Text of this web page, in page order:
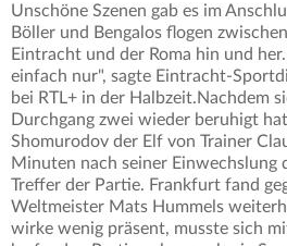
Unschöne Szenen gab es im
Böller und Bengalos flogen
Eintracht und der Roma hin und
einfach nur", sagte Eintracht-
bei RTL+ in der Halbzeit.Nachdem
Durchgang zwei wieder beruhigt
Shomurodov der Elf von Trainer
Minuten nach seiner Einwechslung
Treffer der Partie. Frankfurt fand
Weltmeister Mats Hummels
wirke wenig präsent, musste sich